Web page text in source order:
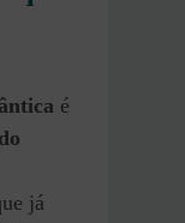
é
já